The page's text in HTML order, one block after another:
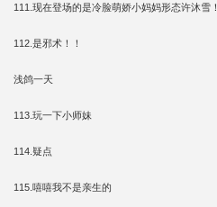
111.现在登场的是冷脸萌娇小妈妈形态许沐雪！
112.是邪术！！
浅鸽一天
113.玩一下小师妹
114.疑点
115.嘻嘻我不是亲生的